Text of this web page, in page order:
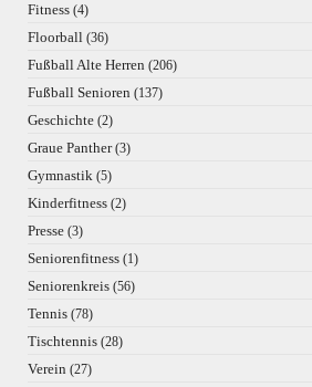
Fitness (4)
Floorball (36)
Fußball Alte Herren (206)
Fußball Senioren (137)
Geschichte (2)
Graue Panther(3)
Gymnastik (5)
Kinderfitness (2)
Presse (3)
Seniorenfitness (1)
Seniorenkreis (56)
Tennis (78)
Tischtennis (28)
Verein (27)